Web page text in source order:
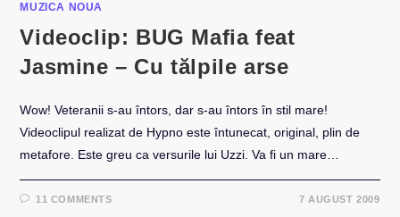
MUZICA NOUA
Videoclip: BUG Mafia feat
Jasmine – Cu tălpile arse
Wow! Veteranii s-au întors, dar s-au întors în stil mare!
Videoclipul realizat de Hypno este întunecat, original, plin de
metafore. Este greu ca versurile lui Uzzi. Va fi un mare…
11 COMMENTS 7 AUGUST 2009